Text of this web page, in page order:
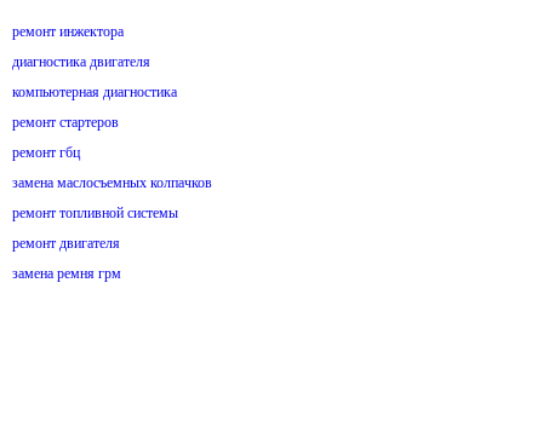
ремонт инжектора
диагностика двигателя
компьютерная диагностика
ремонт стартеров
ремонт гбц
замена маслосъемных колпачков
ремонт топливной системы
ремонт двигателя
замена ремня грм